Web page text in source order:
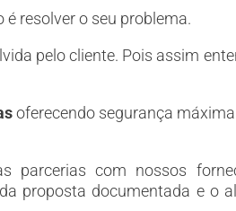
resolver o seu problema.
pelo cliente. Pois assim
oferecendo segurança
parcerias com nossos
proposta documentada e o